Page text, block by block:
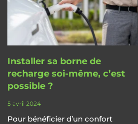
Installer sa borne de
recharge soi-même, c’est
possible ?
5 avril 2024
Pour bénéficier d’un confort